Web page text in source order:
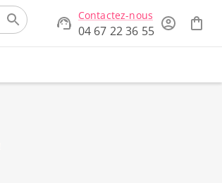
Contactez-nous
04 67 22 36 55